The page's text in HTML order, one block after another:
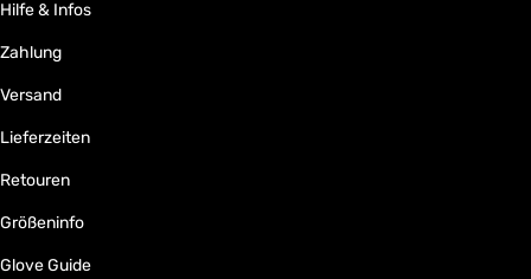
Hilfe & Infos
Zahlung
Versand
Lieferzeiten
Retouren
Größeninfo
Glove Guide